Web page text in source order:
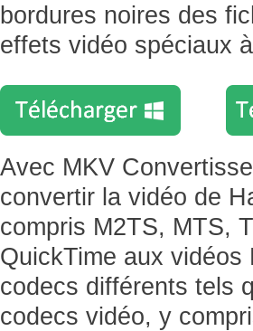
bordures noires des
effets vidéo spéciaux
Avec MKV
convertir la vidéo de
compris M2TS, MTS,
QuickTime aux
codecs différents tels
codecs vidéo, y